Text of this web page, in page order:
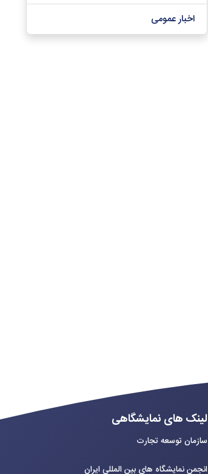
اخبار عمومی
لینک های نمایشگاهی
سازمان توسعه تجارت
انجمن نمایشگاه های بین المللی ایران